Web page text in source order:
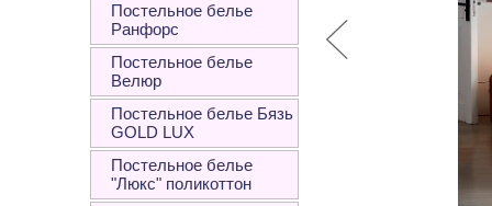
Постельное белье
Ранфорс
Постельное белье
Велюр
Постельное белье Бязь
GOLD LUX
Постельное белье
"Люкс" поликоттон